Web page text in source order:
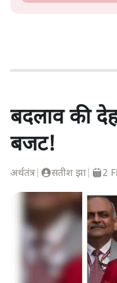
बदलाव की
बजट!
अर्थतंत्र सतीश झा 2